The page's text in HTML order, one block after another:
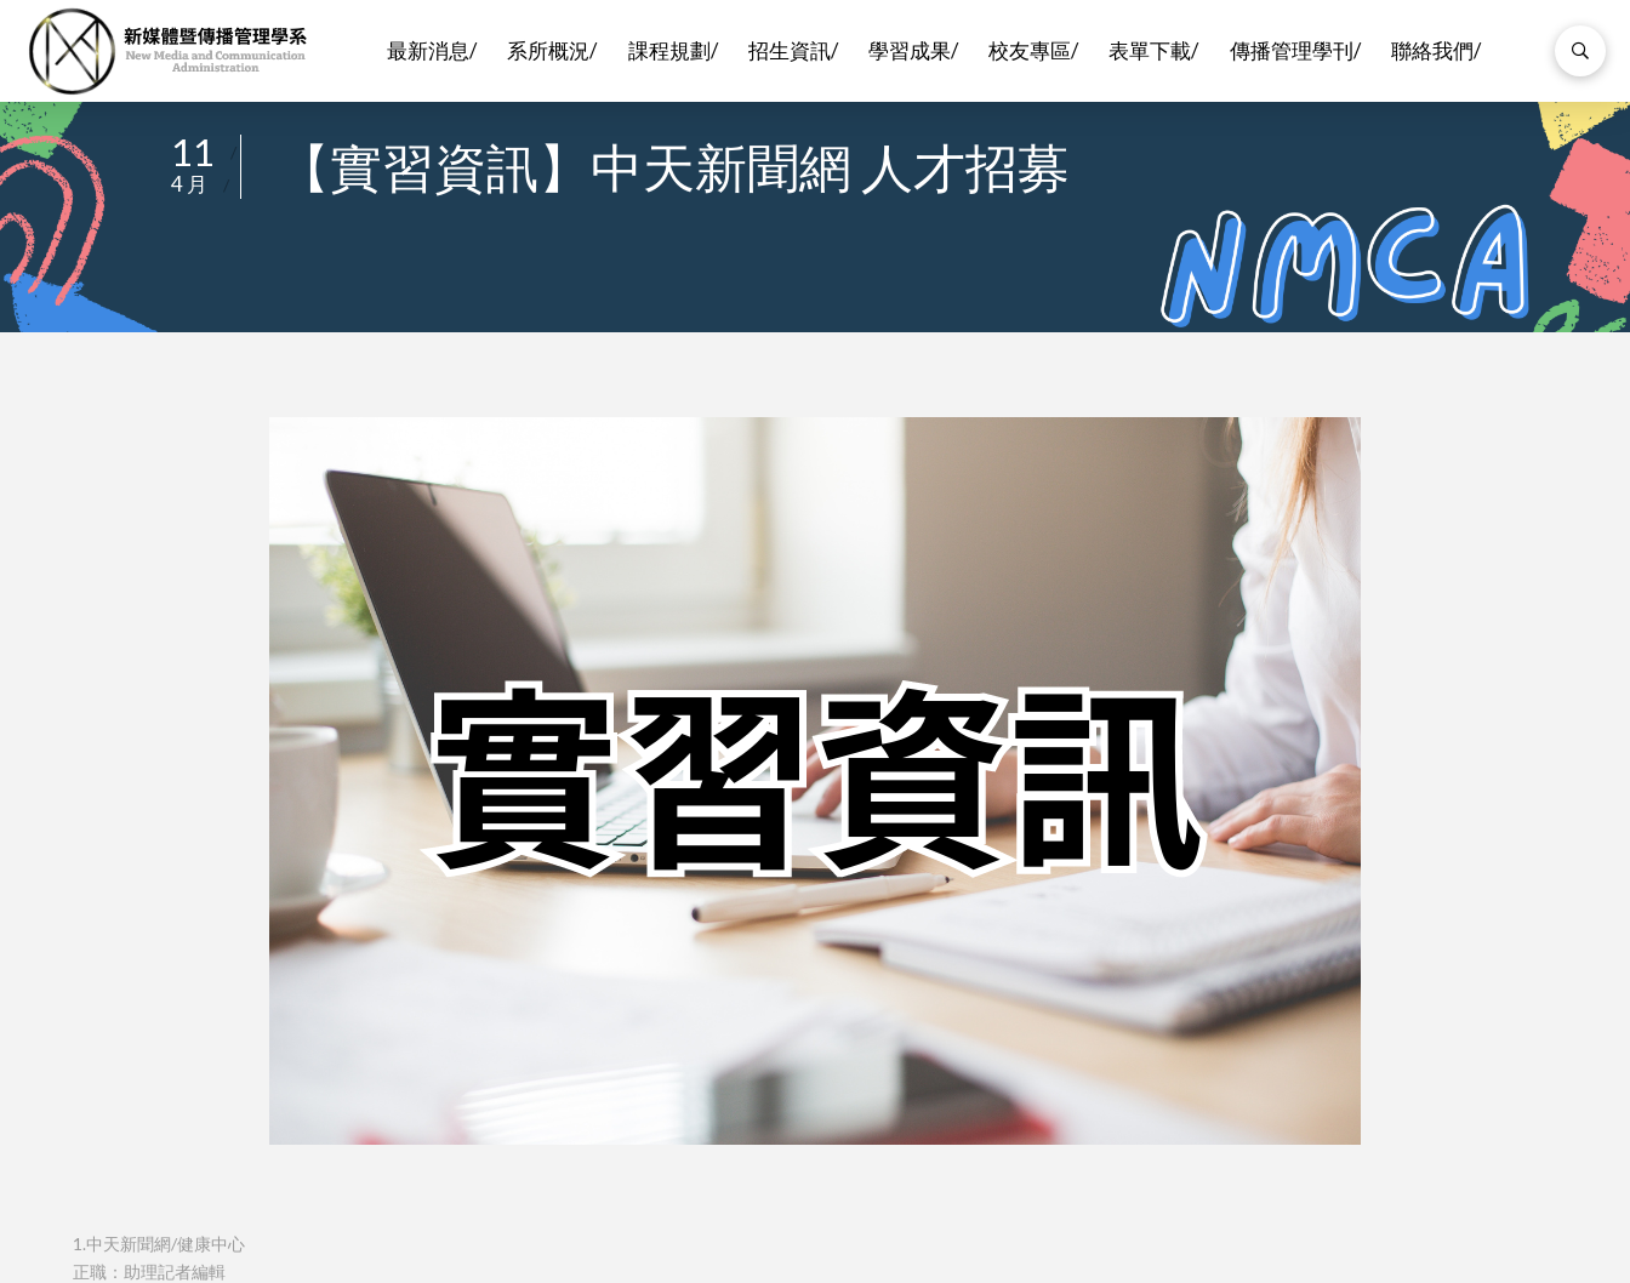
最新消息/ 系所概況/ 課程規劃/ 招生資訊/ 學習成果/ 校友專區/ 表單下載/ 傳播管理學刊/ 聯絡我們/
11 /
4 月 / 【實習資訊】中天新聞網 人才招募
1.中天新聞網/健康中心
正職：助理記者編輯